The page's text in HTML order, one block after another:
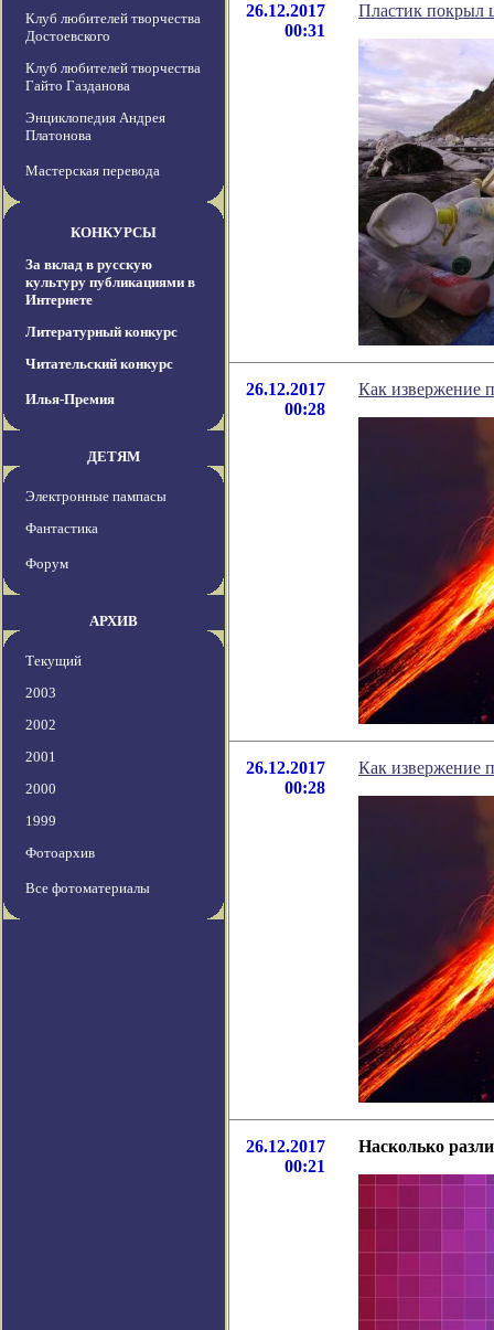
Клуб любителей творчества
Достоевского
Клуб любителей творчества
Гайто Газданова
Энциклопедия Андрея
Платонова
Мастерская перевода
КОНКУРСЫ
За вклад в русскую
культуру публикациями в
Интернете
Литературный конкурс
Читательский конкурс
Илья-Премия
ДЕТЯМ
Электронные пампасы
Фантастика
Форум
АРХИВ
Текущий
2003
2002
2001
2000
1999
Фотоархив
Все фотоматериалы
26.12.2017
00:31
Пластик покрыл
26.12.2017
00:28
Как извержение
26.12.2017
00:28
Как извержение
26.12.2017
00:21
Насколько